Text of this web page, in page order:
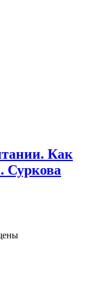
Как
Суркова